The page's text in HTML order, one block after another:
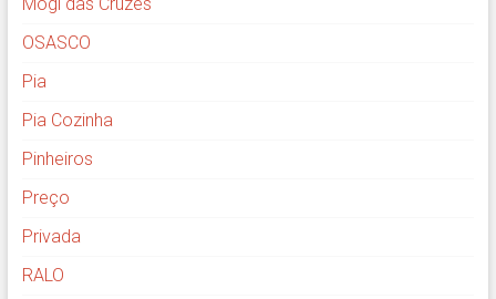
OSASCO
Pia
Pia Cozinha
Pinheiros
Preço
Privada
RALO